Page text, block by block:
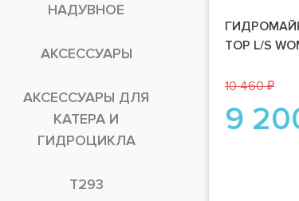
НАДУВНОЕ
АКСЕССУАРЫ
АКСЕССУАРЫ ДЛЯ
КАТЕРА И
ГИДРОЦИКЛА
T293
TOP L/S
10 460 ₽
9